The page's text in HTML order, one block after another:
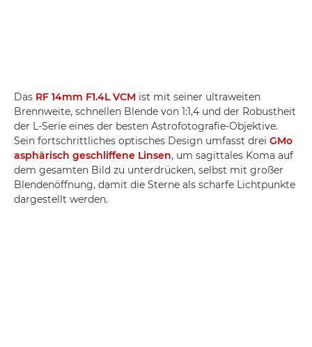
Das RF 14mm F1.4L VCM ist mit seiner ultraweiten
Brennweite, schnellen Blende von 1:1,4 und der Robustheit
der L-Serie eines der besten Astrofotografie-Objektive.
Sein fortschrittliches optisches Design umfasst drei GMo
asphärisch geschliffene Linsen, um sagittales Koma auf
dem gesamten Bild zu unterdrücken, selbst mit großer
Blendenöffnung, damit die Sterne als scharfe Lichtpunkte
dargestellt werden.